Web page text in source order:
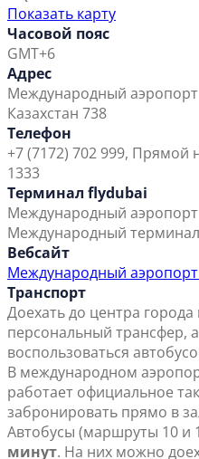
Показать карту
Часовой пояс
GMT+6
Адрес
Международный
Казахстан 738
Телефон
+7 (7172) 702 999, Прямой
1333
Терминал flydubai
Международный
Международный терминал
Вебсайт
Международный
Транспорт
Доехать до центра
персональный трансфер,
воспользоваться
В международном
работает официальное
забронировать прямо в
Автобусы (маршруты 10 и
минут. На них можно